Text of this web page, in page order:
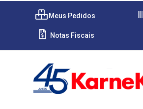
Meus Pedidos
Notas Fiscais